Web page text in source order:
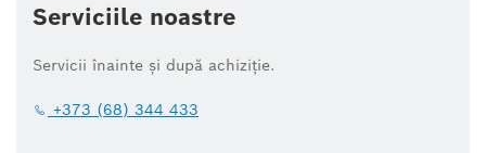
Serviciile noastre
Servicii înainte și după achiziție.
+373 (68) 344 433